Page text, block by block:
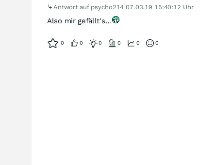
Antwort auf psycho21407.03.19 15:40:12 Uhr
Also mir gefällt's...
0 0 0 0 0 0